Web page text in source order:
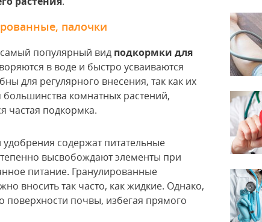
палочки
популярный вид подкормки для
в воде и быстро усваиваются
для регулярного внесения, так как их
большинства комнатных растений,
частая подкормка.
удобрения содержат питательные
высвобождают элементы при
питание. Гранулированные
вносить так часто, как жидкие. Однако,
поверхности почвы, избегая прямого